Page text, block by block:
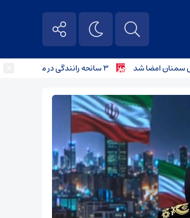
۳ سانحه رانندگی در محورهای استان سمنان؛ کودک ۴ ساله جان باخت